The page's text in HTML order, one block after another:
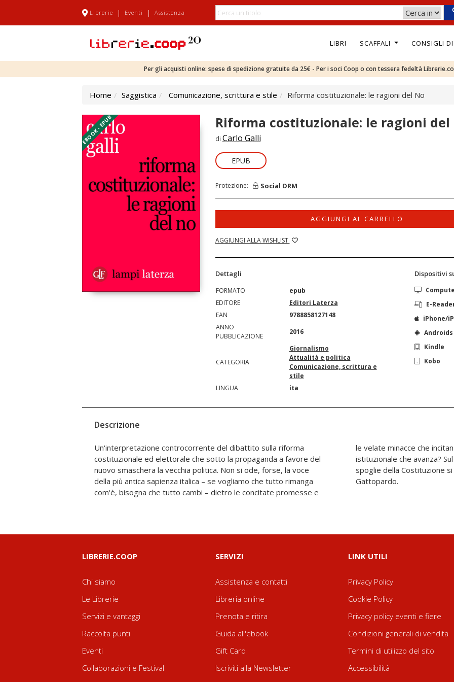
Librerie | Eventi | Assistenza
LIBRI SCAFFALI CONSIGLI
Per gli acquisti online: spese di spedizione gratuite da 25€ - Per i soci Coop o con tessera fedeltà
Home Saggistica Comunicazione, scrittura e stile Riforma costituzionale: le ragioni del No
EBOOK - EPUB Riforma costituzionale: le ragioni del
di Carlo Galli
EPUB
Protezione: Social DRM
AGGIUNGI AL CARRELLO
AGGIUNGI ALLA WISHLIST
Dettagli
FORMATO
epub
EDITORE
Editori Laterza
EAN
9788858127148
ANNO
PUBBLICAZIONE
2016
CATEGORIA
Giornalismo
Attualità e politica
Comunicazione, scrittura e
stile
LINGUA
ita
Dispositivi
E-
iPhone/
Androids
Kindle
Kobo
Descrizione
Un'interpretazione controcorrente del dibattito sulla riforma
costituzionale ed elettorale che sotto la propaganda a favore del
nuovo smaschera la vecchia politica. Non si ode, forse, la voce
della più antica sapienza italica – se vogliamo che tutto rimanga
com'è, bisogna che tutto cambi – dietro le concitate promesse e
le velate minacce che incitano ad abbracciare entusiasti il futuro
istituzionale che avanza? Sul grande dramma inscenato sulle
spoglie della Costituzione si staglia l'insegna araldica del
Gattopardo.
LIBRERIE.COOP
Chi siamo
Le Librerie
Servizi e vantaggi
Raccolta punti
Eventi
Collaborazioni e Festival
SERVIZI
Assistenza e contatti
Libreria online
Prenota e ritira
Guida all'ebook
Gift Card
Iscriviti alla Newsletter
LINK UTILI
Privacy Policy
Cookie Policy
Privacy policy eventi e fiere
Condizioni generali di vendita
Termini di utilizzo del sito
Accessibilità